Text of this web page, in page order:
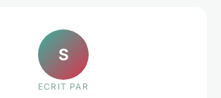
S
ECRIT PAR